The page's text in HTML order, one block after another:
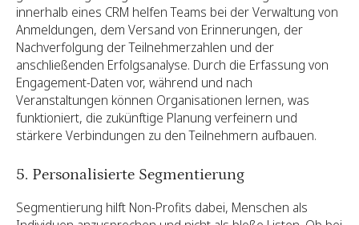
innerhalb eines CRM helfen Teams bei der Verwaltung von
Anmeldungen, dem Versand von Erinnerungen, der
Nachverfolgung der Teilnehmerzahlen und der
anschließenden Erfolgsanalyse. Durch die Erfassung von
Engagement-Daten vor, während und nach
Veranstaltungen können Organisationen lernen, was
funktioniert, die zukünftige Planung verfeinern und
stärkere Verbindungen zu den Teilnehmern aufbauen.
5. Personalisierte Segmentierung
Segmentierung hilft Non-Profits dabei, Menschen als